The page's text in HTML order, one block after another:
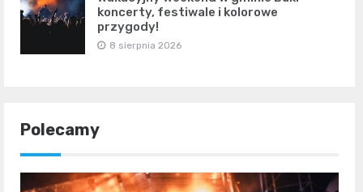
koncerty, festiwale i kolorowe
przygody!
8 sierpnia 2026
Polecamy